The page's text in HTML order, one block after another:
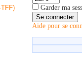
Garder ma
Se connecter
Aide pour se
TFF)